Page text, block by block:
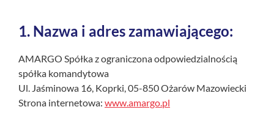
1. Nazwa i adres zamawiającego:
AMARGO Spółka z ograniczona odpowiedzialnością
spółka komandytowa
Ul. Jaśminowa 16, Koprki, 05-850 Ożarów Mazowiecki
Strona internetowa: www.amargo.pl